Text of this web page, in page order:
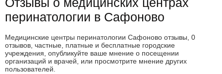
перинатологии в Сафоново
Медицинские центры перинатологии Сафоново отзывы, 0
отзывов, частные, платные и бесплатные городские
учреждения, опубликуйте ваше мнение о посещении
организаций и врачей, или просмотрите мнение других
пользователей.